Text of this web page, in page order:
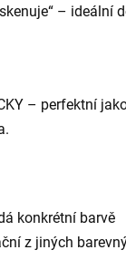
– ideální
– perfektní
konkrétní barvě
z jiných